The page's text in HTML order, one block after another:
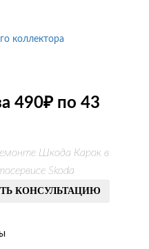
коллектора
490₽ по 43
Шкода Карок в
Skoda
КОНСУЛЬТАЦИЮ